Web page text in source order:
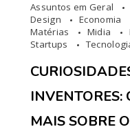
Assuntos em Geral
Design
Economia
Matérias
Midia
Startups
INVENTORES:
MAIS SOBRE